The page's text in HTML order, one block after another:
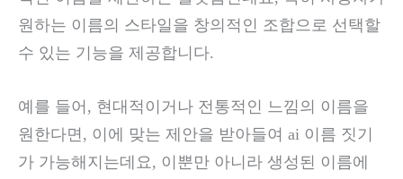
원하는 이름의 스타일을 창의적인 조합으로 선택할
수 있는 기능을 제공합니다.
예를 들어, 현대적이거나 전통적인 느낌의 이름을
원한다면, 이에 맞는 제안을 받아들여 ai 이름 짓기
가 가능해지는데요, 이뿐만 아니라 생성된 이름에